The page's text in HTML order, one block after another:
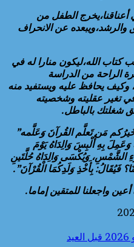
أعناقنا،يخرج الطفل من
والرشد،ويبعده عن الانحراف
كتاب الله،ليكون منارا له في
الراحة من الدراسة
وكيف يحافظ عليه ويستفيد منه
تغير عقليته وشخصيته
شغلتك بالباطل.
مَن تَعلَّم القُرآنَ وَعَلَّمه”
وَعَمِلَ بِهِ أُلْبِسَ وَالِدَاهُ يَوْمَ
الشَّمْسِ، وَيُكْسَى وَالِدَاهُ حُلَّتَينِ
فَيُقَالُ: بِأَخْذِ وَلَدِكُمَا الْقُرْآنَ”.
واجعلنا للمتقين إماما.